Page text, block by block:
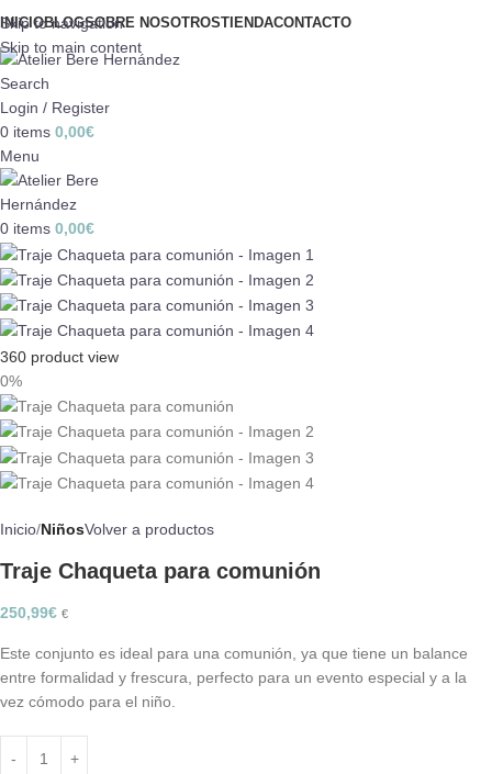
Skip to navigation
Skip to main content
INICIOBLOGSOBRE NOSOTROSTIENDACONTACTO
Search
Login / Register
0 items 0,00€
Menu
0 items 0,00€
360 product view
0%
Inicio NiñosVolver a productos
Traje Chaqueta para comunión
250,99€ €
Este conjunto es ideal para una comunión, ya que tiene un balance
entre formalidad y frescura, perfecto para un evento especial y a la
vez cómodo para el niño.